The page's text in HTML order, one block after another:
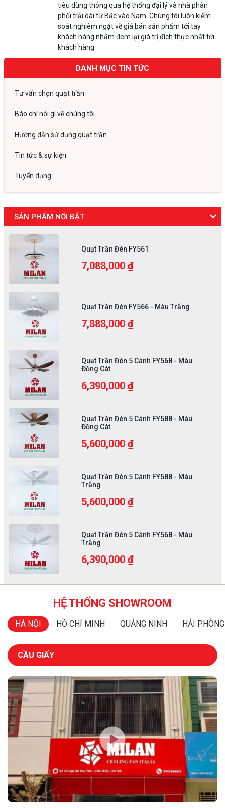
tiêu dùng thông qua hệ thống đại lý và nhà phân
phối trải dài từ Bắc vào Nam. Chúng tôi luôn kiểm
soát nghiêm ngặt về giá bán sản phẩm tới tay
khách hàng nhằm đem lại giá trị đích thực nhất tới
khách hàng.
DANH MỤC TIN TỨC
Tư vấn chọn quạt trần
Báo chí nói gì về chúng tôi
Hướng dẫn sử dụng quạt trần
Tin tức & sự kiện
Tuyển dụng
SẢN PHẨM NỔI BẬT
Quạt Trần Đèn FY561
7,088,000 ₫
Quạt Trần Đèn FY566 - Màu Trắng
7,888,000 ₫
Quạt Trần Đèn 5 Cánh FY568 - Màu
Đồng Cát
6,390,000 ₫
Quạt Trần Đèn 5 Cánh FY588 - Màu
Đồng Cát
5,600,000 ₫
Quạt Trần Đèn 5 Cánh FY588 - Màu
Trắng
5,600,000 ₫
Quạt Trần Đèn 5 Cánh FY568 - Màu
Trắng
6,390,000 ₫
HỆ THỐNG SHOWROOM
HÀ NỘI HỒ CHÍ MINH QUẢNG NINH HẢI PHÒNG
CẦU GIẤY